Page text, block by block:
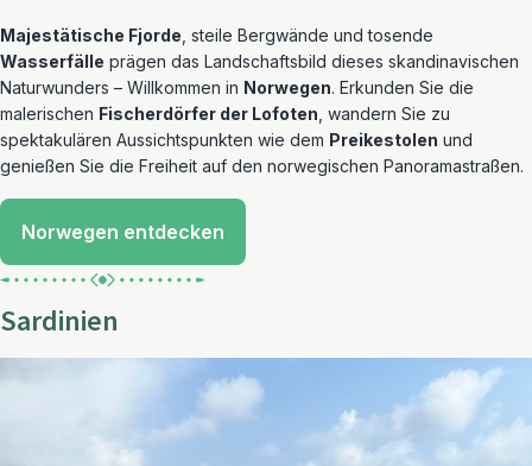
Majestätische Fjorde , steile Bergwände und tosende
Wasserfälle prägen das Landschaftsbild dieses skandinavischen
Naturwunders – Willkommen in Norwegen. Erkunden Sie die
malerischen Fischerdörfer der Lofoten , wandern Sie zu
spektakulären Aussichtspunkten wie dem Preikestolen und
genießen Sie die Freiheit auf den norwegischen Panoramastraßen.
Norwegen entdecken
Sardinien